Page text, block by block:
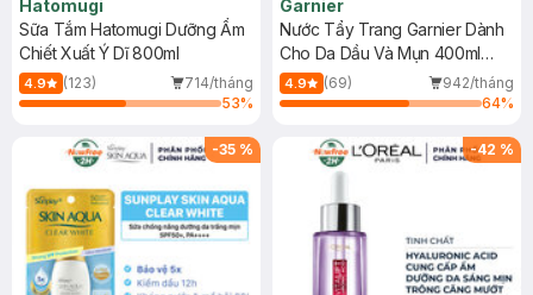
Hatomugi
Sữa Tắm Hatomugi Dưỡng Ẩm
Chiết Xuất Ý Dĩ 800ml
4.9 (123)
714/tháng
53%
Garnier
Nước Tẩy Trang Garnier Dành
Cho Da Dầu Và Mụn 400ml
(Mới)
4.9 (69)
942/tháng
64%
-35 % -42 %